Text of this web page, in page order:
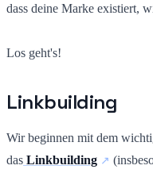
dass deine Marke existiert,
Los geht's!
Linkbuilding
Wir beginnen mit dem
das Linkbuilding